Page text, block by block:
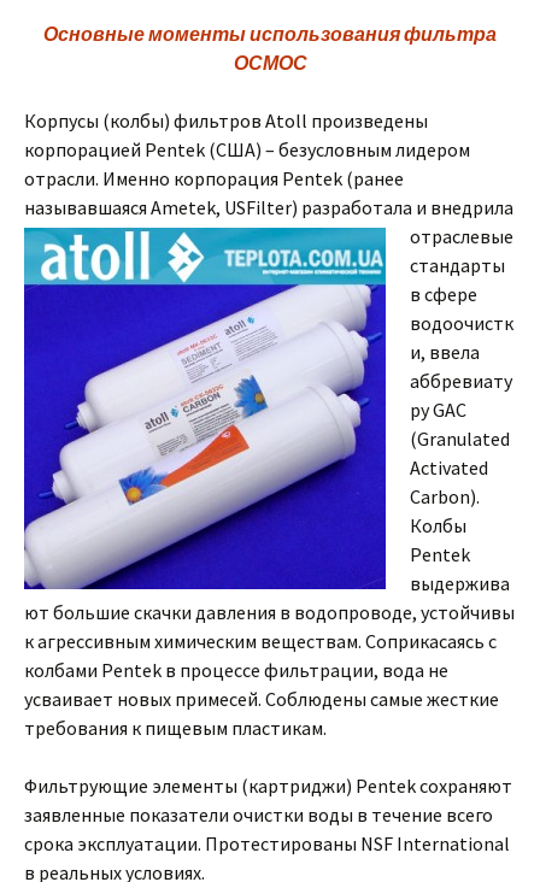
Основные моменты использования фильтра
ОСМОС
Корпусы (колбы) фильтров Atoll произведены
корпорацией Pentek (США) – безусловным лидером
отрасли. Именно корпорация Pentek (ранее
называвшаяся Ametek, USFilter) разработала и внедрила
отраслевые
стандарты
в сфере
водоочистк
и, ввела
аббревиату
ру GAC
(Granulated
Activated
Carbon).
Колбы
Pentek
выдержива
ют большие скачки давления в водопроводе, устойчивы
к агрессивным химическим веществам. Соприкасаясь с
колбами Pentek в процессе фильтрации, вода не
усваивает новых примесей. Соблюдены самые жесткие
требования к пищевым пластикам.
Фильтрующие элементы (картриджи) Pentek сохраняют
заявленные показатели очистки воды в течение всего
срока эксплуатации. Протестированы NSF International
в реальных условиях.